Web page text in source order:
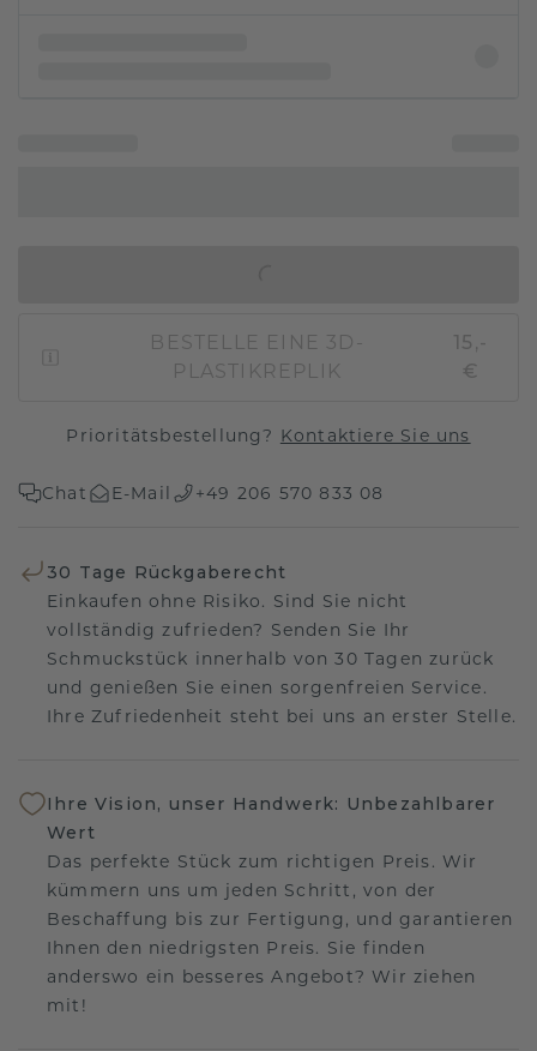
BESTELLE EINE 3D-
PLASTIKREPLIK
15,-
€
Prioritätsbestellung? Kontaktiere Sie uns
Chat E-Mail +49 206 570 833 08
30 Tage Rückgaberecht
Einkaufen ohne Risiko. Sind Sie nicht
vollständig zufrieden? Senden Sie Ihr
Schmuckstück innerhalb von 30 Tagen zurück
und genießen Sie einen sorgenfreien Service.
Ihre Zufriedenheit steht bei uns an erster Stelle.
Ihre Vision, unser Handwerk: Unbezahlbarer
Wert
Das perfekte Stück zum richtigen Preis. Wir
kümmern uns um jeden Schritt, von der
Beschaffung bis zur Fertigung, und garantieren
Ihnen den niedrigsten Preis. Sie finden
anderswo ein besseres Angebot? Wir ziehen
mit!